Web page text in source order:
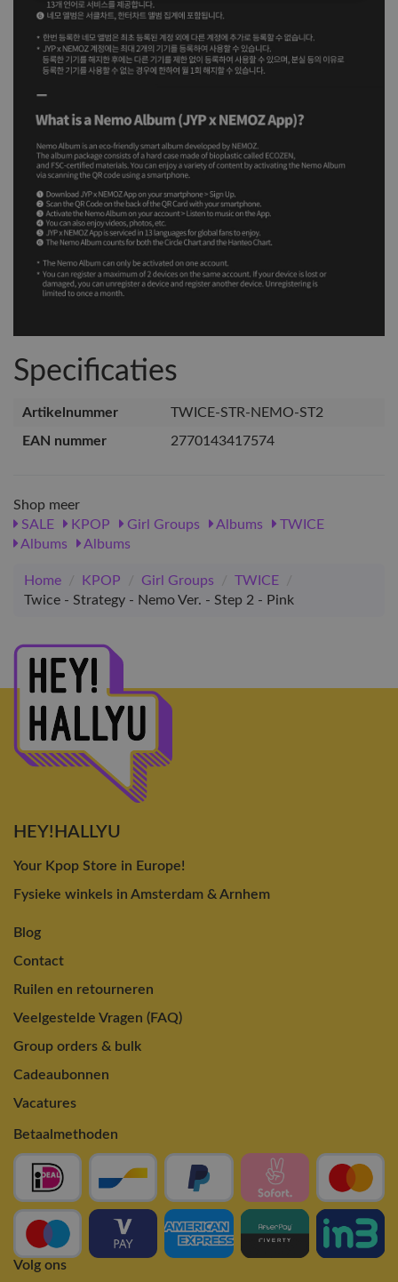
Specificaties
Artikelnummer
TWICE-STR-NEMO-ST2
EAN nummer
2770143417574
Shop meer
SALE
KPOP Girl Groups Albums
TWICE
Albums
Albums
Home / KPOP / Girl Groups / TWICE
/
Twice - Strategy - Nemo Ver. - Step 2 - Pink
HEY!HALLYU
Your Kpop Store in Europe!
Fysieke winkels in Amsterdam & Arnhem
Blog
Contact
Ruilen en retourneren
Veelgestelde Vragen (FAQ)
Group orders & bulk
Cadeaubonnen
Vacatures
Betaalmethoden
Volg ons